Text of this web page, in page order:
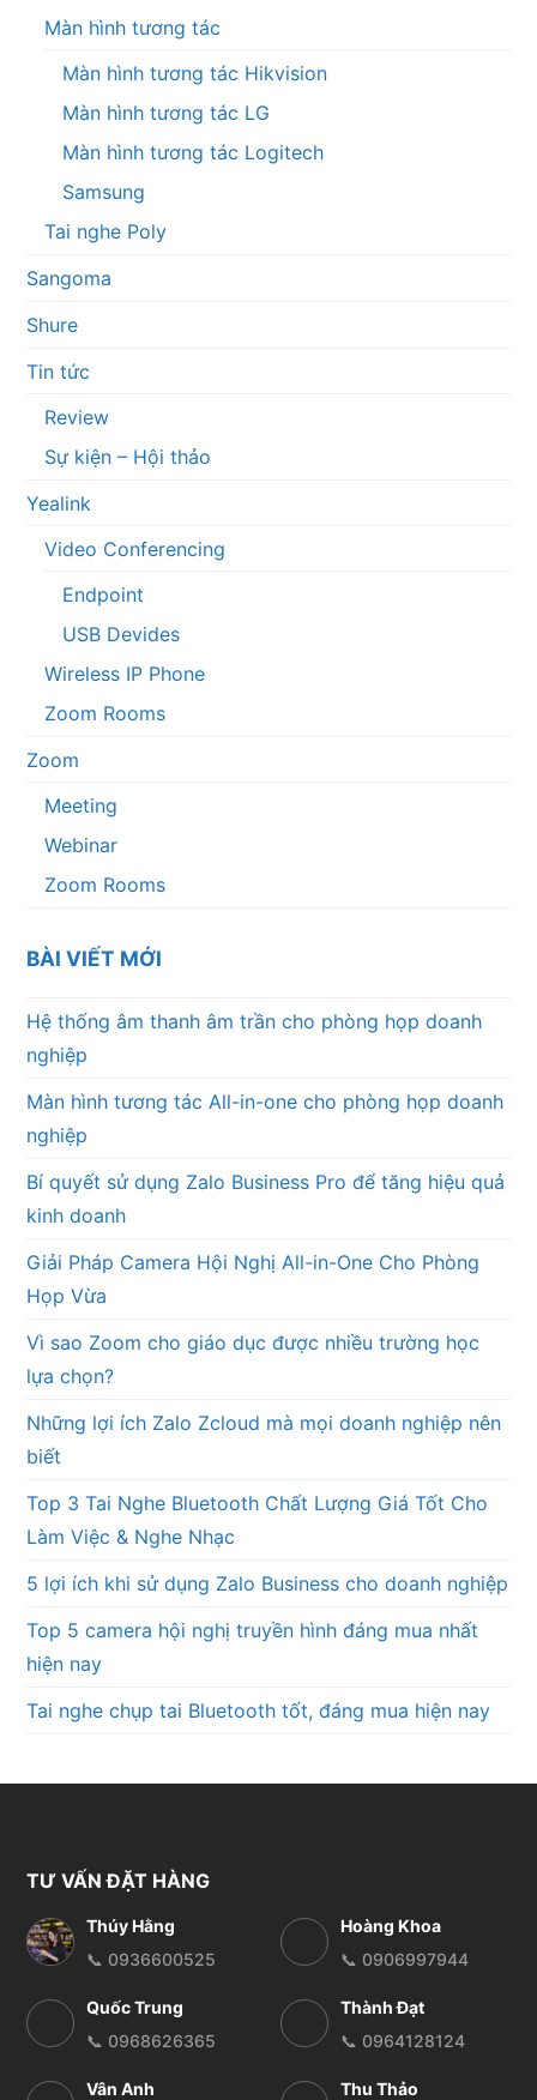
Màn hình tương tác
Màn hình tương tác Hikvision
Màn hình tương tác LG
Màn hình tương tác Logitech
Samsung
Tai nghe Poly
Sangoma
Shure
Tin tức
Review
Sự kiện – Hội thảo
Yealink
Video Conferencing
Endpoint
USB Devides
Wireless IP Phone
Zoom Rooms
Zoom
Meeting
Webinar
Zoom Rooms
BÀI VIẾT MỚI
Hệ thống âm thanh âm trần cho phòng họp doanh
nghiệp
Màn hình tương tác All-in-one cho phòng họp doanh
nghiệp
Bí quyết sử dụng Zalo Business Pro để tăng hiệu quả
kinh doanh
Giải Pháp Camera Hội Nghị All-in-One Cho Phòng
Họp Vừa
Vì sao Zoom cho giáo dục được nhiều trường học
lựa chọn?
Những lợi ích Zalo Zcloud mà mọi doanh nghiệp nên
biết
Top 3 Tai Nghe Bluetooth Chất Lượng Giá Tốt Cho
Làm Việc & Nghe Nhạc
5 lợi ích khi sử dụng Zalo Business cho doanh nghiệp
Top 5 camera hội nghị truyền hình đáng mua nhất
hiện nay
Tai nghe chụp tai Bluetooth tốt, đáng mua hiện nay
TƯ VẤN ĐẶT HÀNG
Thúy Hằng
📞 0936600525
Hoàng Khoa
📞 0906997944
Quốc Trung
📞 0968626365
Thành Đạt
📞 0964128124
Vân Anh
Thu Thảo